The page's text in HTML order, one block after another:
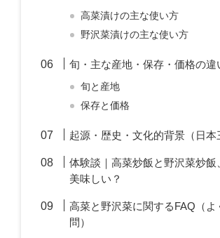
高菜漬けの主な使い方
野沢菜漬けの主な使い方
旬・主な産地・保存・価格の違
旬と産地
保存と価格
起源・歴史・文化的背景（日本
体験談｜高菜炒飯と野沢菜炒飯
美味しい？
高菜と野沢菜に関するFAQ（よ
問）